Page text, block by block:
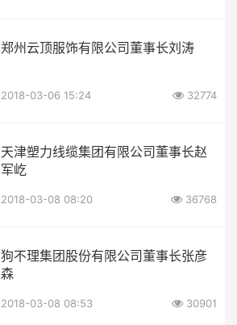
郑州云顶服饰有限公司董事长刘涛
2018-03-06 15:24 32774
天津塑力线缆集团有限公司董事长赵
军屹
2018-03-08 08:20 36768
狗不理集团股份有限公司董事长张彦
森
2018-03-08 08:53 30901